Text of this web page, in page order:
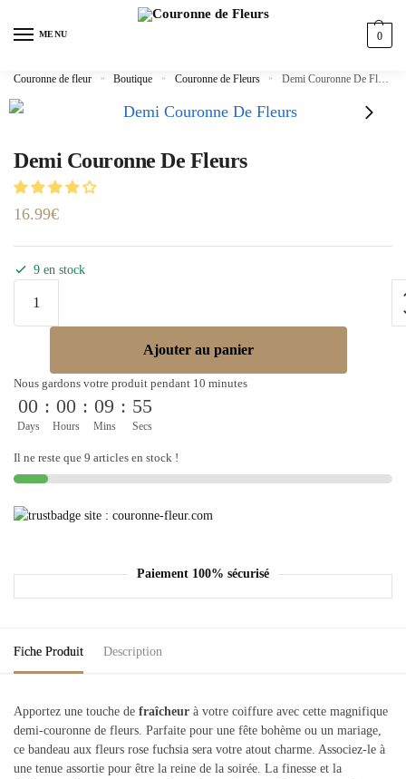
MENU 0
Couronne de fleur » Boutique » Couronne de Fleurs » Demi Couronne De Fleurs
Demi Couronne De Fleurs
16.99€
9 en stock
Ajouter au panier
Nous gardons votre produit pendant 10 minutes
00
Days
: 00
Hours
: 09
Mins
: 55
Secs
Il ne reste que 9 articles en stock !
Paiement 100% sécurisé
Fiche Produit Description
Apportez une touche de fraîcheur à votre coiffure avec cette magnifique
demi-couronne de fleurs. Parfaite pour une fête bohème ou un mariage,
ce bandeau aux fleurs rose fuchsia sera votre atout charme. Associez-le à
une tenue assortie pour être la reine de la soirée. La finesse et la